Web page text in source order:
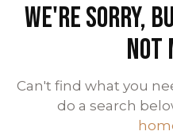
WE'RE SORRY,
NOT
Can't find what you
do a search